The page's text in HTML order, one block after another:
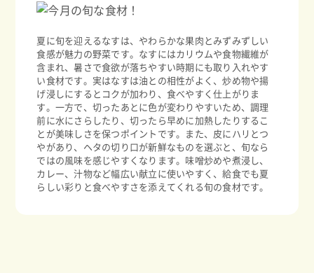
夏に旬を迎えるなすは、やわらかな果肉とみずみずしい
食感が魅力の野菜です。なすにはカリウムや食物繊維が
含まれ、暑さで食欲が落ちやすい時期にも取り入れやす
い食材です。実はなすは油との相性がよく、炒め物や揚
げ浸しにするとコクが加わり、食べやすく仕上がりま
す。一方で、切ったあとに色が変わりやすいため、調理
前に水にさらしたり、切ったら早めに加熱したりするこ
とが美味しさを保つポイントです。また、皮にハリとつ
やがあり、ヘタの切り口が新鮮なものを選ぶと、旬なら
ではの風味を感じやすくなります。味噌炒めや煮浸し、
カレー、汁物など幅広い献立に使いやすく、給食でも夏
らしい彩りと食べやすさを添えてくれる旬の食材です。